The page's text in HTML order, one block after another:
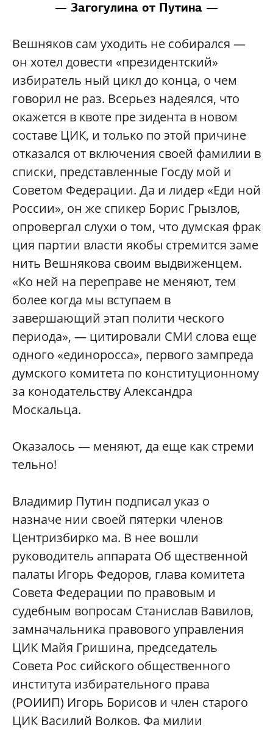
— Загогулина от Путина —
Вешняков сам уходить не собирался —
он хотел довести «президентский»
избиратель ный цикл до конца, о чем
говорил не раз. Всерьез надеялся, что
окажется в квоте пре зидента в новом
составе ЦИК, и только по этой причине
отказался от включения своей фамилии в
списки, представленные Госду мой и
Советом Федерации. Да и лидер «Еди ной
России», он же спикер Борис Грызлов,
опровергал слухи о том, что думская фрак
ция партии власти якобы стремится заме
нить Вешнякова своим выдвиженцем.
«Ко ней на переправе не меняют, тем
более когда мы вступаем в
завершающий этап полити ческого
периода», — цитировали СМИ слова еще
одного «единоросса», первого зампреда
думского комитета по конституционному
за конодательству Александра
Москальца.
Оказалось — меняют, да еще как стреми
тельно!
Владимир Путин подписал указ о
назначе нии своей пятерки членов
Центризбирко ма. В нее вошли
руководитель аппарата Об щественной
палаты Игорь Федоров, глава комитета
Совета Федерации по правовым и
судебным вопросам Станислав Вавилов,
замначальника правового управления
ЦИК Майя Гришина, председатель
Совета Рос сийского общественного
института избирательного права
(РОИИП) Игорь Борисов и член старого
ЦИК Василий Волков. Фа милии